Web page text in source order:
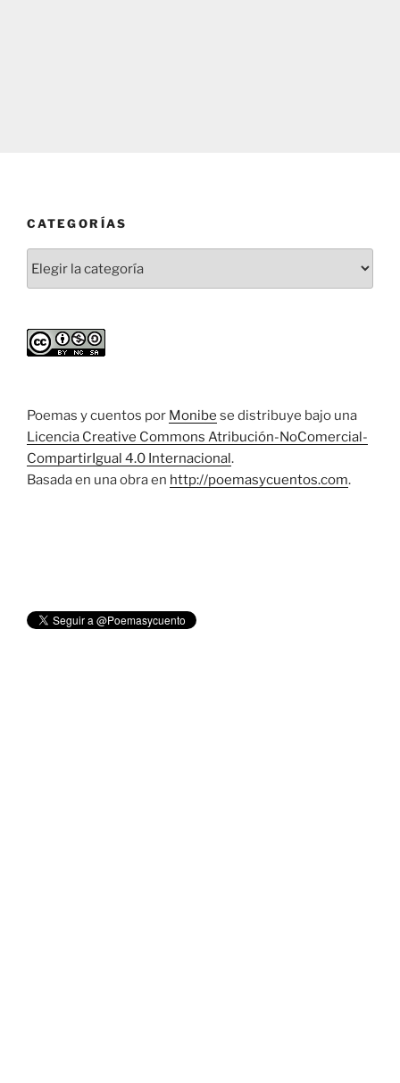
CATEGORÍAS
Poemas y cuentos por Monibe se distribuye bajo una
Licencia Creative Commons Atribución-NoComercial-
CompartirIgual 4.0 Internacional .
Basada en una obra en http://poemasycuentos.com.